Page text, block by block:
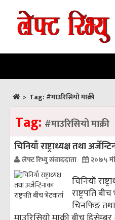
> Tag: #माउरिसियो माक्री
Tag: #माउरिसियो माक्री
चिनियाँ राष्ट्राध्यक्ष तथा
लेफ्ट रिभ्यु संवाददाता २०७५
चिनियाँ
राष्ट्रपति
चिनफिङ तथा